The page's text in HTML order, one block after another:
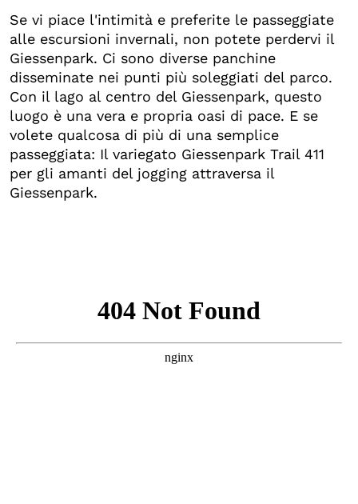
Se vi piace l'intimità e preferite le passeggiate
alle escursioni invernali, non potete perdervi il
Giessenpark. Ci sono diverse panchine
disseminate nei punti più soleggiati del parco.
Con il lago al centro del Giessenpark, questo
luogo è una vera e propria oasi di pace. E se
volete qualcosa di più di una semplice
passeggiata: Il variegato Giessenpark Trail 411
per gli amanti del jogging attraversa il
Giessenpark.